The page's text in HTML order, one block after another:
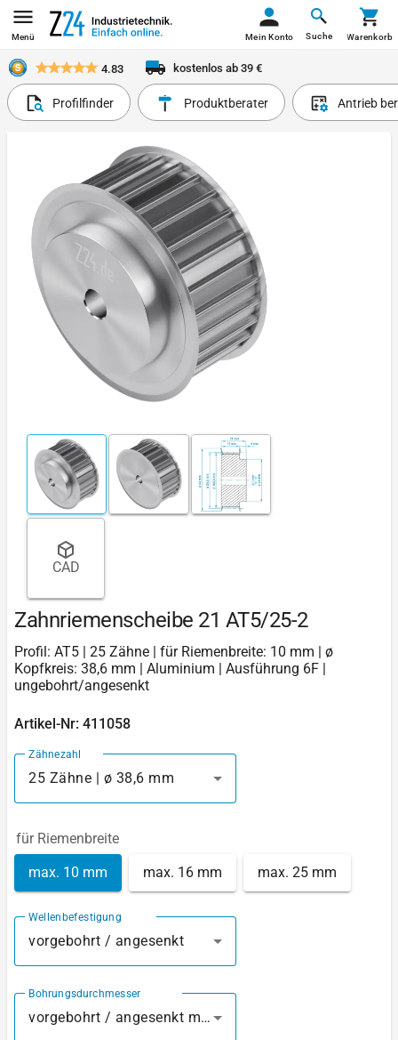
Menü Suche
Mein Konto Warenkorb
4.83 kostenlos ab 39 €
Profilfinder Produktberater Antrieb
CAD
Zahnriemenscheibe 21 AT5/25-2
Profil: AT5 | 25 Zähne | für Riemenbreite: 10 mm | ø
Kopfkreis: 38,6 mm | Aluminium | Ausführung 6F |
ungebohrt/angesenkt
Artikel-Nr: 411058
Zähnezahl
25 Zähne | ø 38,6 mm
für Riemenbreite
max. 10 mm max. 16 mm max. 25 mm
Wellenbefestigung
vorgebohrt / angesenkt
Bohrungsdurchmesser
vorgebohrt / angesenkt mm